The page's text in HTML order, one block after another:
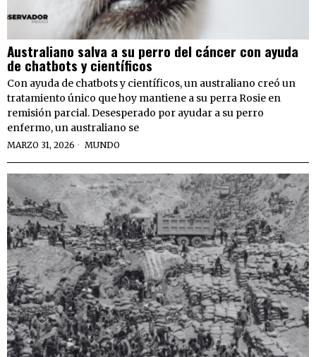
Australiano salva a su perro del cáncer con ayuda
de chatbots y científicos
Con ayuda de chatbots y científicos, un australiano creó un
tratamiento único que hoy mantiene a su perra Rosie en
remisión parcial. Desesperado por ayudar a su perro
enfermo, un australiano se
MARZO 31, 2026 MUNDO